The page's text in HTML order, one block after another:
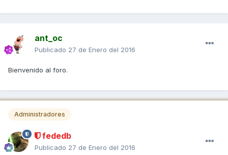
ant_oc
Publicado 27 de Enero del 2016
Bienvenido al foro.
Administradores
fededb
Publicado 27 de Enero del 2016